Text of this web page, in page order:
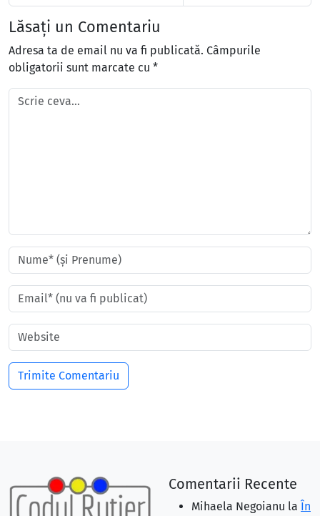
Lăsați un Comentariu
Adresa ta de email nu va fi publicată. Câmpurile
obligatorii sunt marcate cu *
Comentarii Recente
Mihaela Negoianu la În